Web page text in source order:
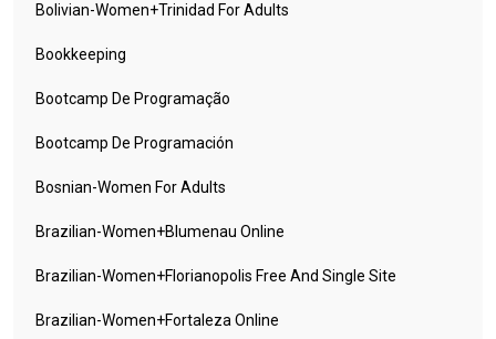
Bolivian-Women+trinidad For Adults
Bookkeeping
Bootcamp De Programação
Bootcamp De Programación
Bosnian-Women For Adults
Brazilian-Women+blumenau Online
Brazilian-Women+florianopolis Free And Single Site
Brazilian-Women+fortaleza Online